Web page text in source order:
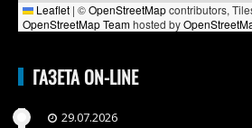
Leaflet | ©OpenStreetMapcontributors,
OpenStreetMap Teamhosted by
ГАЗЕТА ON-LINE
29.07.2026